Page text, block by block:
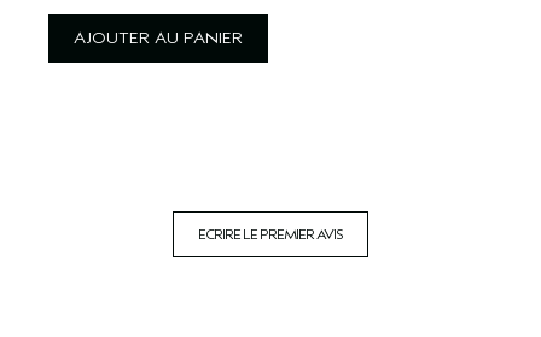
AJOUTER AU PANIER
ECRIRE LE PREMIER AVIS